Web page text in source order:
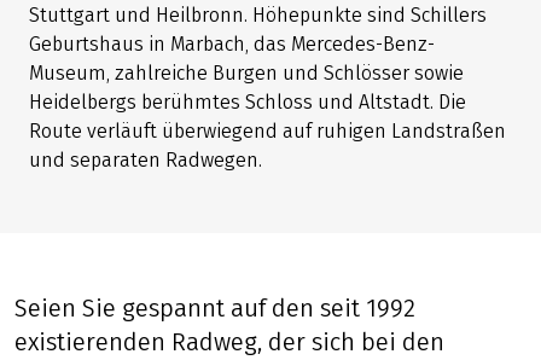
Stuttgart und Heilbronn. Höhepunkte sind Schillers
Geburtshaus in Marbach, das Mercedes-Benz-
Museum, zahlreiche Burgen und Schlösser sowie
Heidelbergs berühmtes Schloss und Altstadt. Die
Route verläuft überwiegend auf ruhigen Landstraßen
und separaten Radwegen.
Seien Sie gespannt auf den seit 1992
existierenden Radweg, der sich bei den